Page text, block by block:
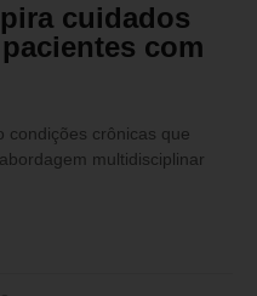
cuidados
com
condições crônicas que
multidisciplinar